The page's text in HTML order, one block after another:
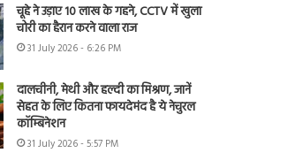
चूहे ने उड़ाए 10 लाख के गहने, CCTV में खुला
चोरी का हैरान करने वाला राज
31 July 2026 - 6:26 PM
दालचीनी, मेथी और हल्दी का मिश्रण, जानें
सेहत के लिए कितना फायदेमंद है ये नेचुरल
कॉम्बिनेशन
31 July 2026 - 5:57 PM